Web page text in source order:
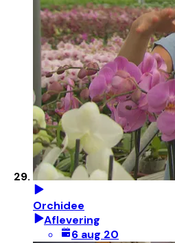
Orchidee
Aflevering
6 aug 20